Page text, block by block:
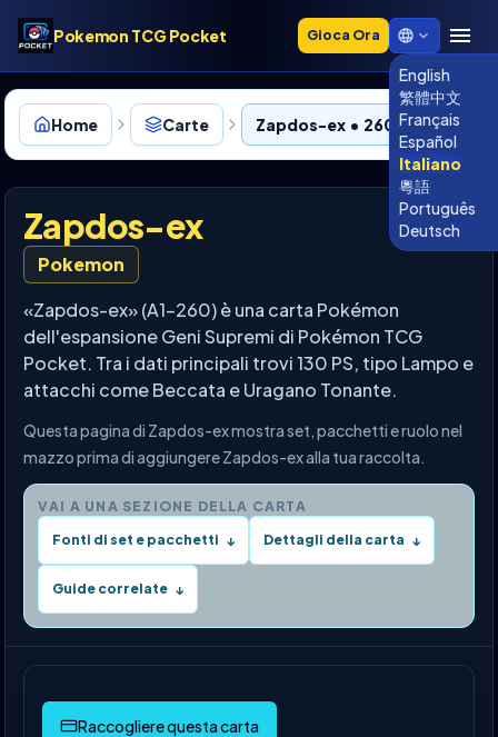
Pokemon TCG Pocket Gioca Ora
English
繁體中文
Français
Español
Italiano
粵語
Português
Deutsch
Home Carte Zapdos-ex • 260
Zapdos-ex
Pokemon
«Zapdos-ex» (A1-260) è una carta Pokémon
dell'espansione Geni Supremi di Pokémon TCG
Pocket. Tra i dati principali trovi 130 PS, tipo Lampo e
attacchi come Beccata e Uragano Tonante.
Questa pagina di Zapdos-ex mostra set, pacchetti e ruolo nel
mazzo prima di aggiungere Zapdos-ex alla tua raccolta.
VAI A UNA SEZIONE DELLA CARTA
Fonti di set e pacchetti ↓ Dettagli della carta ↓
Guide correlate ↓